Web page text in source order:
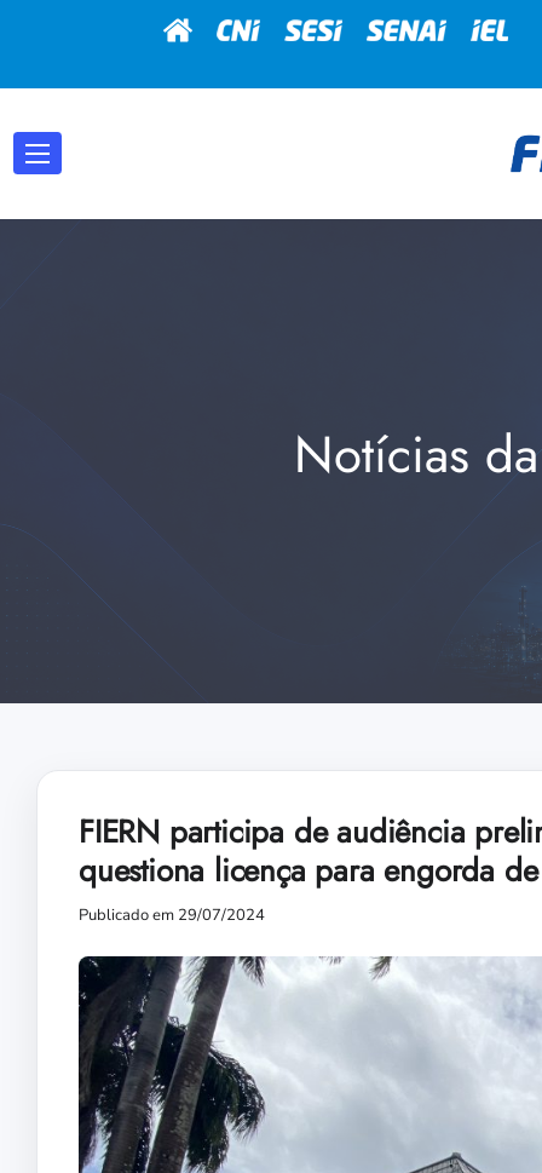
Notícias
FIERN participa de audiência
questiona licença para engorda
Publicado em 29/07/2024